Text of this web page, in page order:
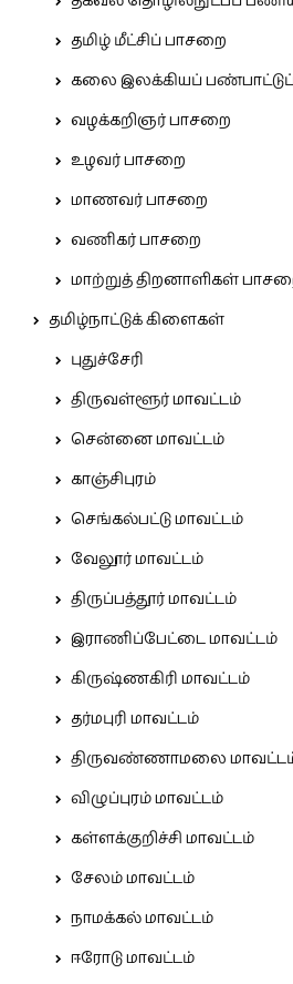
தமிழ் மீட்சிப் பாசறை
கலை இலக்கியப்
வழக்கறிஞர் பாசறை
உழவர் பாசறை
மாணவர் பாசறை
வணிகர் பாசறை
மாற்றுத் திறனாளிகள்
தமிழ்நாட்டுக் கிளைகள்
புதுச்சேரி
திருவள்ளூர் மாவட்டம்
சென்னை மாவட்டம்
காஞ்சிபுரம்
செங்கல்பட்டு மாவட்டம்
வேலூர் மாவட்டம்
திருப்பத்தூர் மாவட்டம்
இராணிப்பேட்டை மாவட்டம்
கிருஷ்ணகிரி மாவட்டம்
தர்மபுரி மாவட்டம்
திருவண்ணாமலை
விழுப்புரம் மாவட்டம்
கள்ளக்குறிச்சி மாவட்டம்
சேலம் மாவட்டம்
நாமக்கல் மாவட்டம்
ஈரோடு மாவட்டம்